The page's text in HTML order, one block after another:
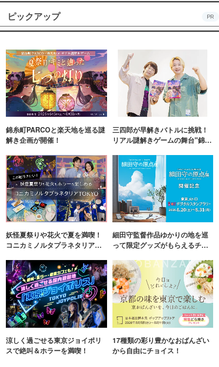
ピックアップ PR
錦糸町PARCOと楽天地を巡る謎
解き企画が開催！
三四郎が早解きバトルに挑戦！
リアル謎解きゲームの舞台"錦糸
妖怪夏祭りや花火で夏を満喫！
コニカミノルタプラネタリア
細田守監督作品ゆかりの地を巡
って限定グッズがもらえるチャ
涼しく過ごせる東京ジョイポリ
スで絶叫＆ホラーを満喫！
17種類の彩り豊かなおばんざい
から自由にチョイス！